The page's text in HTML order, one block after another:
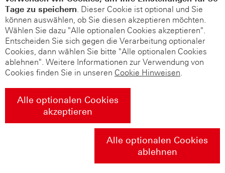
Tage zu speichern. Dieser Cookie ist optional und Sie
können auswählen, ob Sie diesen akzeptieren möchten.
Wählen Sie dazu "Alle optionalen Cookies akzeptieren".
Entscheiden Sie sich gegen die Verarbeitung optionaler
Cookies, dann wählen Sie bitte "Alle optionalen Cookies
ablehnen". Weitere Informationen zur Verwendung von
Cookies finden Sie in unseren Cookie Hinweisen.
Alle optionalen Cookies
akzeptieren
Alle optionalen Cookies
ablehnen